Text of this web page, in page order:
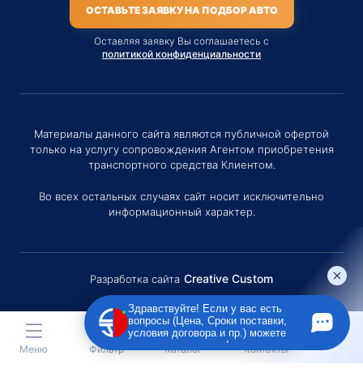
ОСТАВЬТЕ ЗАЯВКУ НА ПОДБОР АВТО
Оставляя заявку Вы соглашаетесь с
политикой конфиденциальности
Материалы данного сайта являются публичной офертой
только на услугу сопровождения Агентом приобретения
транспортного средства Клиентом.
Во всех остальных случаях сайт носит исключительно
информационный характер.
Разработка сайта Creative Custom
Меню Фильтр Каталог Контакты
Здравствуйте! Если у вас есть
вопросы (Цена, Сроки поставки,
условия договора и пр.) можете
задать их мне в чат!